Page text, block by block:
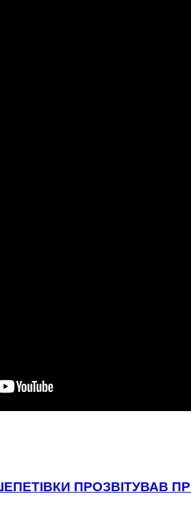
ПРОЗВІТУВАВ